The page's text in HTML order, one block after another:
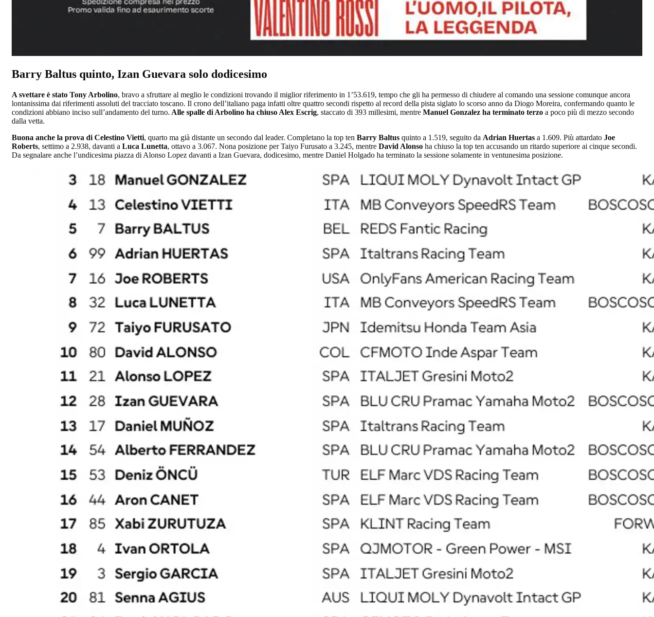
Barry Baltus quinto, Izan Guevara solo dodicesimo
A svettare è stato Tony Arbolino, bravo a sfruttare al meglio le condizioni trovando il miglior riferimento in 1’53.619, tempo che gli ha permesso di chiudere al comando una sessione comunque ancora
lontanissima dai riferimenti assoluti del tracciato toscano. Il crono dell’italiano paga infatti oltre quattro secondi rispetto al record della pista siglato lo scorso anno da Diogo Moreira, confermando quanto le
condizioni abbiano inciso sull’andamento del turno. Alle spalle di Arbolino ha chiuso Alex Escrig, staccato di 393 millesimi, mentre Manuel Gonzalez ha terminato terzo a poco più di mezzo secondo
dalla vetta.
Buona anche la prova di Celestino Vietti, quarto ma già distante un secondo dal leader. Completano la top ten Barry Baltus quinto a 1.519, seguito da Adrian Huertas a 1.609. Più attardato Joe
Roberts, settimo a 2.938, davanti a Luca Lunetta, ottavo a 3.067. Nona posizione per Taiyo Furusato a 3.245, mentre David Alonso ha chiuso la top ten accusando un ritardo superiore ai cinque secondi.
Da segnalare anche l’undicesima piazza di Alonso Lopez davanti a Izan Guevara, dodicesimo, mentre Daniel Holgado ha terminato la sessione solamente in ventunesima posizione.